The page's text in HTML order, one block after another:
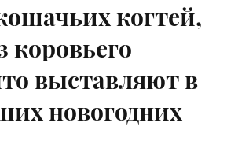
когтей,
коровьего
выставляют в
новогодних